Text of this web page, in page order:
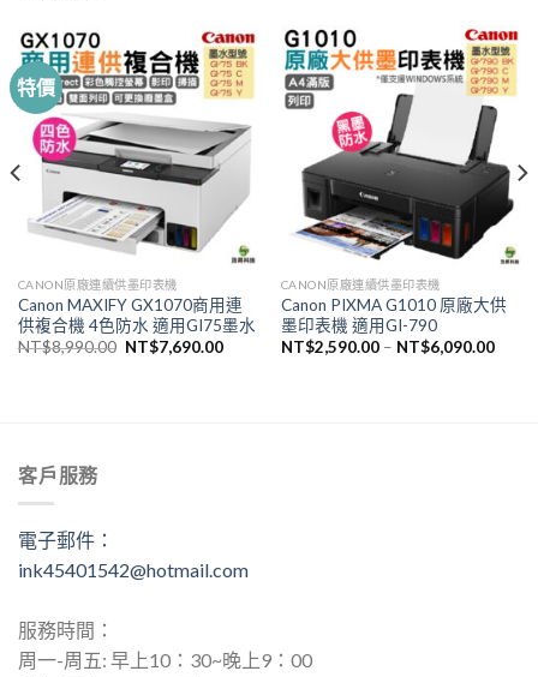
特價
CANON原廠連續供墨印表機
Canon MAXIFY GX1070商用連
供複合機 4色防水 適用GI75墨水
NT$8,990.00 原
NT$7,690.00目
CANON原廠連續供墨印表機
Canon PIXMA G1010 原廠大供
墨印表機 適用GI-790
NT$2,590.00– NT$6,090.00
客戶服務
電子郵件：
ink45401542@hotmail.com
服務時間：
周一-周五: 早上10：30~晚上9：00